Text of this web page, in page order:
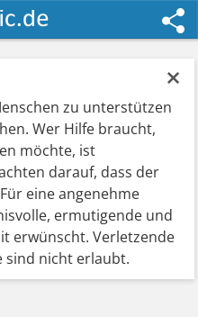
×
zu unterstützen
Wer Hilfe braucht,
möchte, ist
darauf, dass der
eine angenehme
ermutigende und
erwünscht. Verletzende
sind nicht erlaubt.